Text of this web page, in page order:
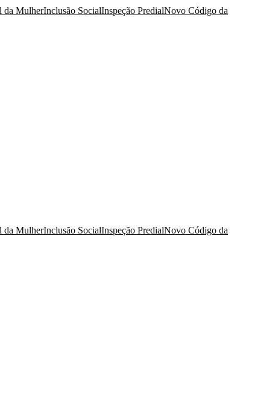
da MulherInclusão SocialInspeção PredialNovo Código da
da MulherInclusão SocialInspeção PredialNovo Código da